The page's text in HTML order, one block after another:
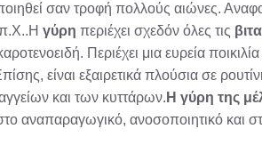
σαν τροφή πολλούς αιώνες.
π.Χ..Η γύρη περιέχει σχεδόν όλες τις
Περιέχει μια ευρεία
είναι εξαιρετικά πλούσια σε
και των κυττάρων. Η γύρη της
αναπαραγωγικό, ανοσοποιητικό και